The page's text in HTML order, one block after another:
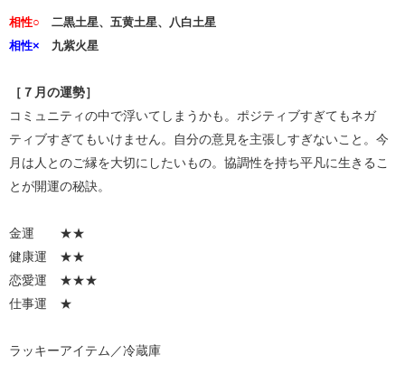
相性○ 二黒土星、五黄土星、八白土星
相性× 九紫火星
［７月の運勢］
コミュニティの中で浮いてしまうかも。ポジティブすぎてもネガ
ティブすぎてもいけません。自分の意見を主張しすぎないこと。今
月は人とのご縁を大切にしたいもの。協調性を持ち平凡に生きるこ
とが開運の秘訣。
金運 ★★
健康運 ★★
恋愛運 ★★★
仕事運 ★
ラッキーアイテム／冷蔵庫